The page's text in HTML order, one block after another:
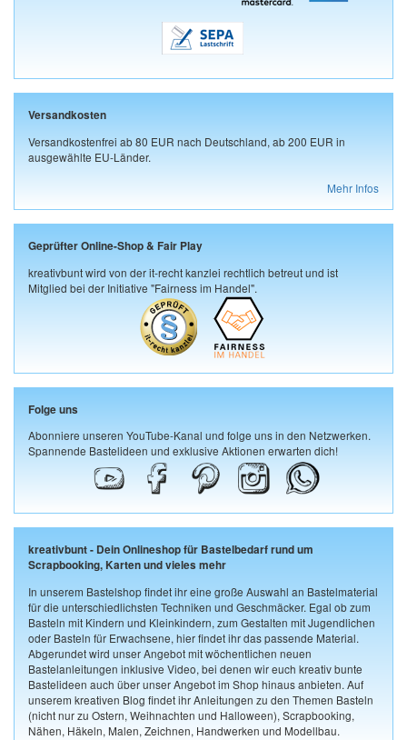
Versandkosten
Versandkostenfrei ab 80 EUR nach Deutschland, ab 200 EUR in
ausgewählte EU-Länder.
Mehr Infos
Geprüfter Online-Shop & Fair Play
kreativbunt wird von der it-recht kanzlei rechtlich betreut und ist
Mitglied bei der Initiative "Fairness im Handel".
Folge uns
Abonniere unseren YouTube-Kanal und folge uns in den Netzwerken.
Spannende Bastelideen und exklusive Aktionen erwarten dich!
kreativbunt - Dein Onlineshop für Bastelbedarf rund um
Scrapbooking, Karten und vieles mehr
In unserem Bastelshop findet ihr eine große Auswahl an Bastelmaterial
für die unterschiedlichsten Techniken und Geschmäcker. Egal ob zum
Basteln mit Kindern und Kleinkindern, zum Gestalten mit Jugendlichen
oder Basteln für Erwachsene, hier findet ihr das passende Material.
Abgerundet wird unser Angebot mit wöchentlichen neuen
Bastelanleitungen inklusive Video, bei denen wir euch kreativ bunte
Bastelideen auch über unser Angebot im Shop hinaus anbieten. Auf
unserem kreativen Blog findet ihr Anleitungen zu den Themen Basteln
(nicht nur zu Ostern, Weihnachten und Halloween), Scrapbooking,
Nähen, Häkeln, Malen, Zeichnen, Handwerken und Modellbau.